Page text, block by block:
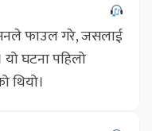
फाउल गरे, जसलाई
यो घटना पहिलो
थियो।